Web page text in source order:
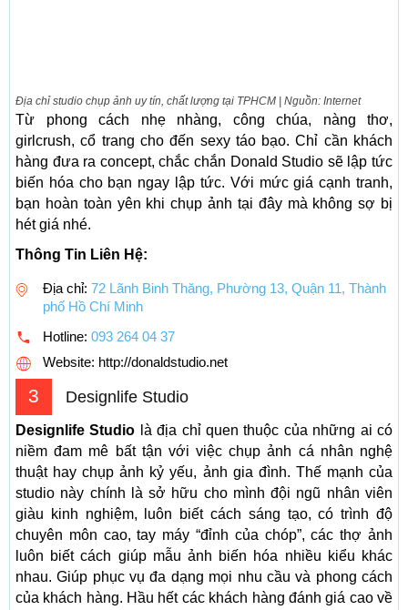
Địa chỉ studio chụp ảnh uy tín, chất lượng tại TPHCM | Nguồn: Internet
Từ phong cách nhẹ nhàng, công chúa, nàng thơ,
girlcrush, cổ trang cho đến sexy táo bạo. Chỉ cần khách
hàng đưa ra concept, chắc chắn Donald Studio sẽ lập tức
biến hóa cho bạn ngay lập tức. Với mức giá cạnh tranh,
bạn hoàn toàn yên khi chụp ảnh tại đây mà không sợ bị
hét giá nhé.
Thông Tin Liên Hệ:
Địa chỉ: 72 Lãnh Binh Thăng, Phường 13, Quận 11, Thành
phố Hồ Chí Minh
Hotline: 093 264 04 37
Website: http://donaldstudio.net
3 Designlife Studio
Designlife Studio là địa chỉ quen thuộc của những ai có
niềm đam mê bất tận với việc chụp ảnh cá nhân nghệ
thuật hay chụp ảnh kỷ yếu, ảnh gia đình. Thế mạnh của
studio này chính là sở hữu cho mình đội ngũ nhân viên
giàu kinh nghiệm, luôn biết cách sáng tạo, có trình độ
chuyên môn cao, tay máy “đỉnh của chóp”, các thợ ảnh
luôn biết cách giúp mẫu ảnh biến hóa nhiều kiểu khác
nhau. Giúp phục vụ đa dạng mọi nhu cầu và phong cách
của khách hàng. Hầu hết các khách hàng đánh giá cao về